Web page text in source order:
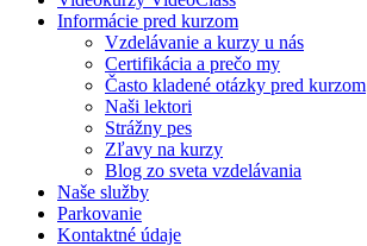
Informácie pred kurzom
Vzdelávanie a kurzy u nás
Certifikácia a prečo my
Často kladené otázky pred kurzom
Naši lektori
Strážny pes
Zľavy na kurzy
Blog zo sveta vzdelávania
Naše služby
Parkovanie
Kontaktné údaje